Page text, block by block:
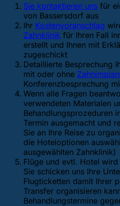
Sie kontaktieren uns für
von Bassersdorf aus
Ihr Kostenvoranschlag
Zahnklinik für Ihren Fall
erstellt und Ihnen mit
zugeschickt
Detaillierte Besprechung
mit oder ohne
Konferenzbesprechung
Wenn alle Fragen
verwendeten Materialen
Behandlungsprozeduren
Termin ausgemacht und
Sie an Ihre Reise zu
die Hoteloptionen
ausgewählten Zahnklinik)
Flüge und evtl. Hotel
Sie schicken uns Ihre
Flugticketten damit Ihrer
Transfer organisieren
Behandlungstermine